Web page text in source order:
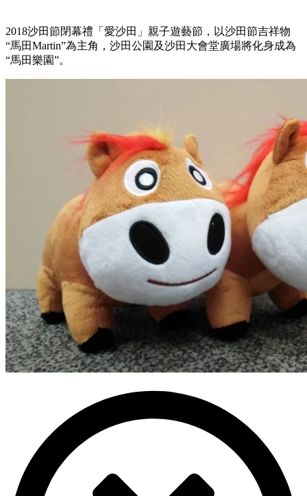
2018沙田節閉幕禮「愛沙田」親子遊藝節，以沙田節吉祥物
“馬田Martin”為主角，沙田公園及沙田大會堂廣場將化身成為
“馬田樂園”。